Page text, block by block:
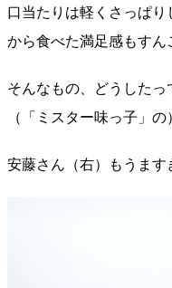
口当たりは軽くさっぱ
から食べた満足感もすん
そんなもの、どうした
（「ミスター味っ子」
安藤さん（右）もうます